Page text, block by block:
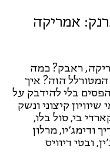
אמריקה
ראבק? כמה
הזה? איך
בלי להידבק על
קיצוני ונשק
בי, סול בלו,
ודימג׳יו, מרלון
ובטי דיוויס